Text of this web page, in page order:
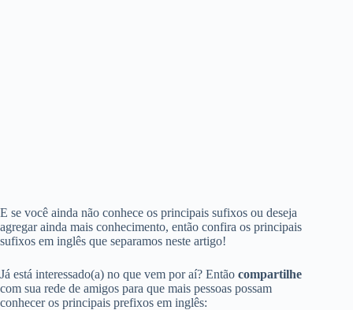
E se você ainda não conhece os principais sufixos ou deseja
agregar ainda mais conhecimento, então confira os principais
sufixos em inglês que separamos neste artigo!
Já está interessado(a) no que vem por aí? Então compartilhe
com sua rede de amigos para que mais pessoas possam
conhecer os principais prefixos em inglês: